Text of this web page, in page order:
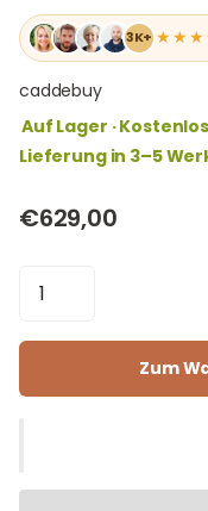
3K+
caddebuy
Auf Lager ·
Lieferung in 3–5
€629,00
Zum